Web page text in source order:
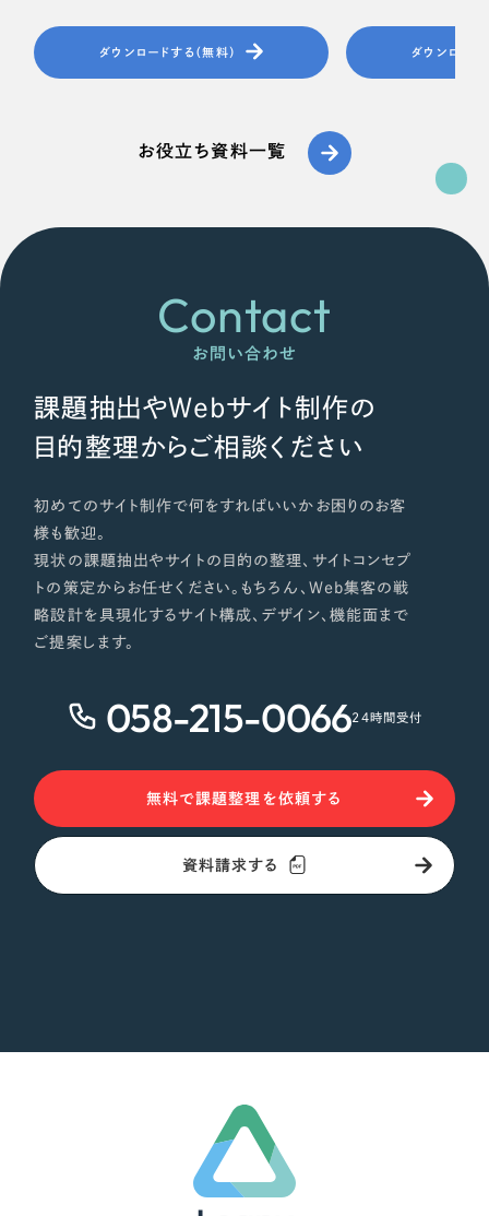
ダウンロードする（無料） ダウンロード
お役立ち資料一覧
Contact
お問い合わせ
課題抽出やWebサイト制作の
目的整理からご相談ください
初めてのサイト制作で何をすればいいかお困りのお客
様も歓迎。
現状の課題抽出やサイトの目的の整理、サイトコンセプ
トの策定からお任せください。もちろん、Web集客の戦
略設計を具現化するサイト構成、デザイン、機能面まで
ご提案します。
058-215-006624時間受付
無料で課題整理を依頼する
資料請求する